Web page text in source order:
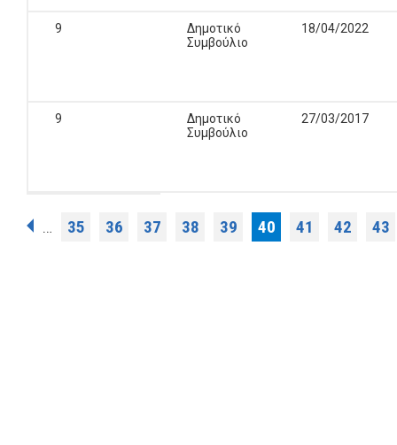
9
Δημοτικό
Συμβούλιο
18/04/2022
9
Δημοτικό
Συμβούλιο
27/03/2017
Σελίδες
… 35 36 37 38 39 40 41 42 43